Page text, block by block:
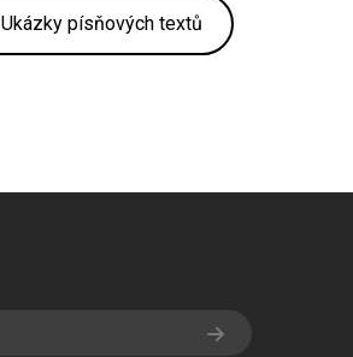
Ukázky písňových textů